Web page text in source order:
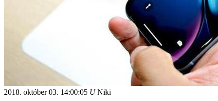
2018. október 03. 14:00:05 UNiki